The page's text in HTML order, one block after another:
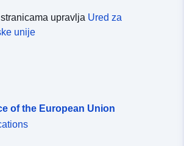
upravlja Ured za
unije
of the European Union